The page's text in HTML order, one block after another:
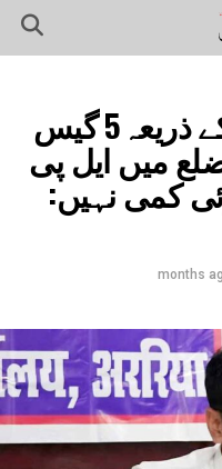
ارریہ ضلع انتظامیہ کے ذریعہ5 گیس
میں ایل پی
کمی نہیں: